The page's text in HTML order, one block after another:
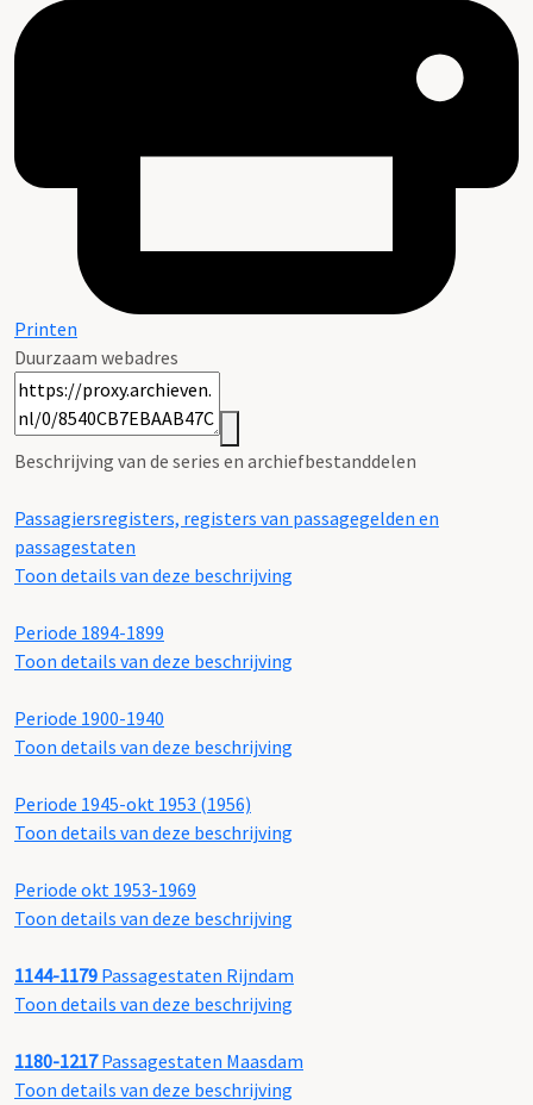
Printen
Duurzaam webadres
Beschrijving van de series en archiefbestanddelen
Passagiersregisters, registers van passagegelden en
passagestaten
Toon details van deze beschrijving
Periode 1894-1899
Toon details van deze beschrijving
Periode 1900-1940
Toon details van deze beschrijving
Periode 1945-okt 1953 (1956)
Toon details van deze beschrijving
Periode okt 1953-1969
Toon details van deze beschrijving
1144-1179 Passagestaten Rijndam
Toon details van deze beschrijving
1180-1217Passagestaten Maasdam
Toon details van deze beschrijving